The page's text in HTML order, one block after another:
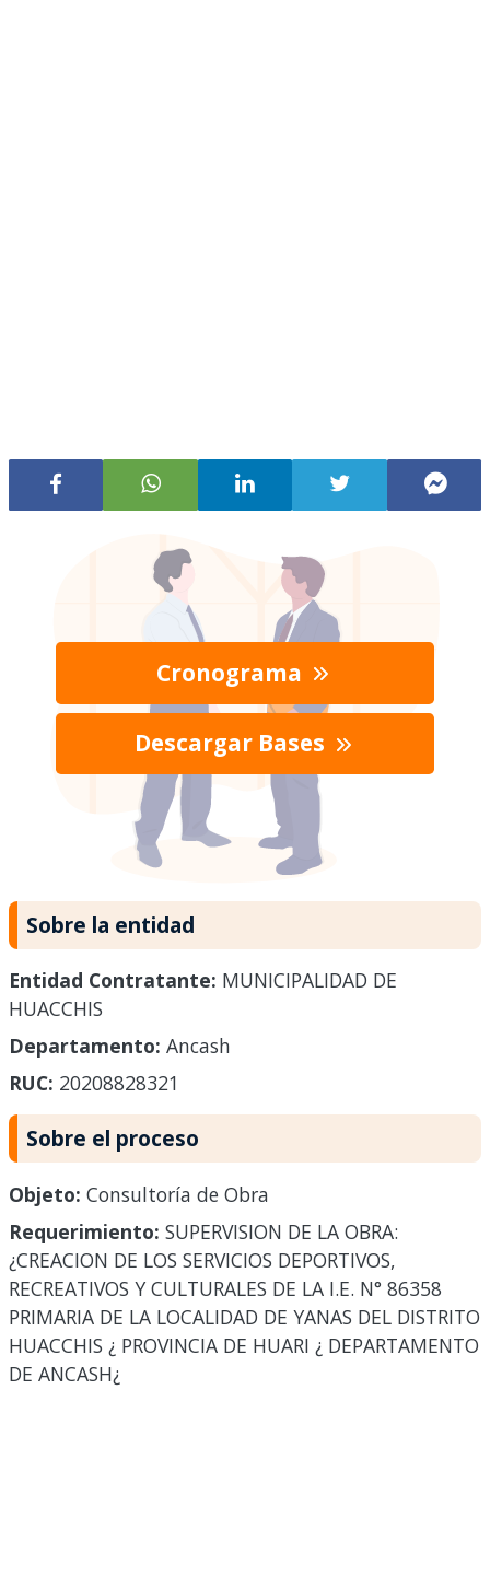
Cronograma
Descargar Bases
Sobre la entidad
Entidad Contratante: MUNICIPALIDAD DE
HUACCHIS
Departamento: Ancash
RUC: 20208828321
Sobre el proceso
Objeto: Consultoría de Obra
Requerimiento: SUPERVISION DE LA OBRA:
¿CREACION DE LOS SERVICIOS DEPORTIVOS,
RECREATIVOS Y CULTURALES DE LA I.E. N° 86358
PRIMARIA DE LA LOCALIDAD DE YANAS DEL DISTRITO
HUACCHIS ¿ PROVINCIA DE HUARI ¿ DEPARTAMENTO
DE ANCASH¿